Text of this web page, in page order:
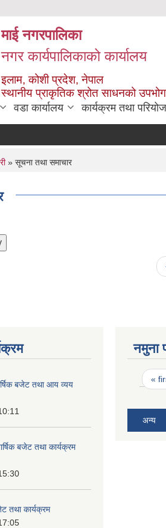
माई नगरपालिका
नगर कार्यपालिकाको कार्यालय
इलाम, कोशी प्रदेश, नेपाल
स्थानीय प्राकृतिक श्रोत साधनको
वडा कार्यालय कार्यक्रम तथा
» सूचना तथा समाचार
बजेट तथा आय व्यय
बजेट तथा कार्यक्रम
तथा कार्यक्रम
नमुना
«
अन्य